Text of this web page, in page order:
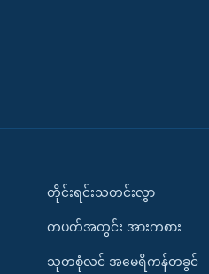
တိုင်းရင်းသတင်းလွှာ
တပတ်အတွင်း အားကစား
သုတစုံလင် အမေရိကန်တခွင်